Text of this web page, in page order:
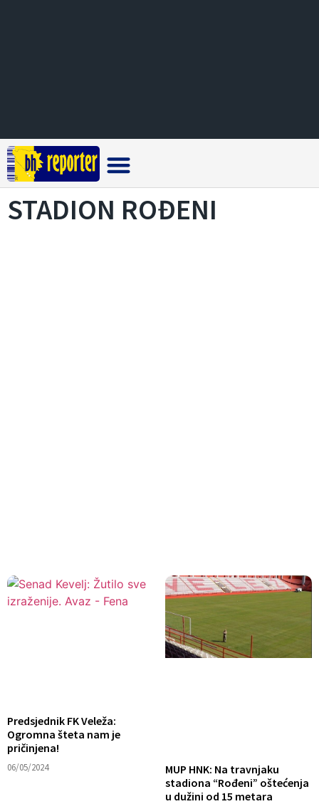
STADION ROĐENI
Predsjednik FK Veleža:
Ogromna šteta nam je
pričinjena!
06/05/2024
MUP HNK: Na travnjaku
stadiona “Rođeni” oštećenja
u dužini od 15 metara